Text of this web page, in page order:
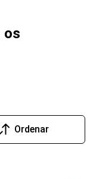
os
Ordenar